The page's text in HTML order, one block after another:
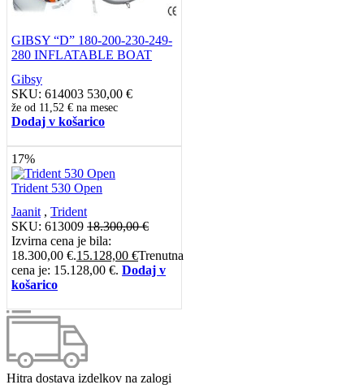
GIBSY “D” 180-200-230-249-
280 INFLATABLE BOAT
Gibsy
SKU: 614003 530,00 €
že od 11,52 € na mesec
Dodaj v košarico
17%
Trident 530 Open
Jaanit , Trident
SKU: 613009 18.300,00€
Izvirna cena je bila:
18.300,00 €.15.128,00 €Trenutna
cena je: 15.128,00 €. Dodaj v
košarico
Hitra dostava izdelkov na zalogi